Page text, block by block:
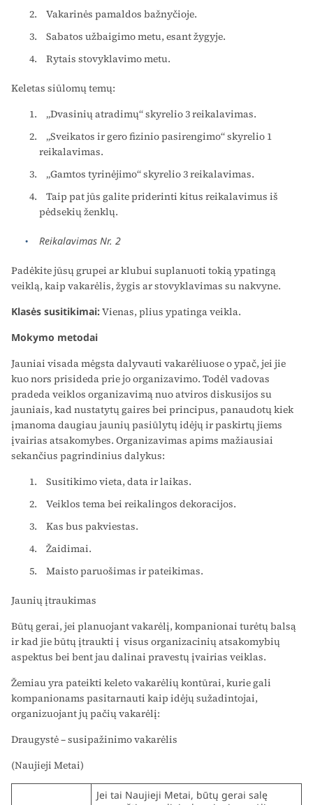
Vakarinės pamaldos bažnyčioje.
Sabatos užbaigimo metu, esant žygyje.
Rytais stovyklavimo metu.
Keletas siūlomų temų:
„Dvasinių atradimų“ skyrelio 3 reikalavimas.
„Sveikatos ir gero fizinio pasirengimo“ skyrelio 1
reikalavimas.
„Gamtos tyrinėjimo“ skyrelio 3 reikalavimas.
Taip pat jūs galite priderinti kitus reikalavimus iš
pėdsekių ženklų.
Reikalavimas Nr. 2
Padėkite jūsų grupei ar klubui suplanuoti tokią ypatingą
veiklą, kaip vakarėlis, žygis ar stovyklavimas su nakvyne.
Klasės susitikimai:Vienas, plius ypatinga veikla.
Mokymo metodai
Jauniai visada mėgsta dalyvauti vakarėliuose o ypač, jei jie
kuo nors prisideda prie jo organizavimo. Todėl vadovas
pradeda veiklos organizavimą nuo atviros diskusijos su
jauniais, kad nustatytų gaires bei principus, panaudotų kiek
įmanoma daugiau jaunių pasiūlytų idėjų ir paskirtų jiems
įvairias atsakomybes. Organizavimas apims mažiausiai
sekančius pagrindinius dalykus:
Susitikimo vieta, data ir laikas.
Veiklos tema bei reikalingos dekoracijos.
Kas bus pakviestas.
Žaidimai.
Maisto paruošimas ir pateikimas.
Jaunių įtraukimas
Būtų gerai, jei planuojant vakarėlį, kompanionai turėtų balsą
ir kad jie būtų įtraukti į visus organizacinių atsakomybių
aspektus bei bent jau dalinai pravestų įvairias veiklas.
Žemiau yra pateikti keleto vakarėlių kontūrai, kurie gali
kompanionams pasitarnauti kaip idėjų sužadintojai,
organizuojant jų pačių vakarėlį:
Draugystė – susipažinimo vakarėlis
(Naujieji Metai)
Jei tai Naujieji Metai, būtų gerai salę